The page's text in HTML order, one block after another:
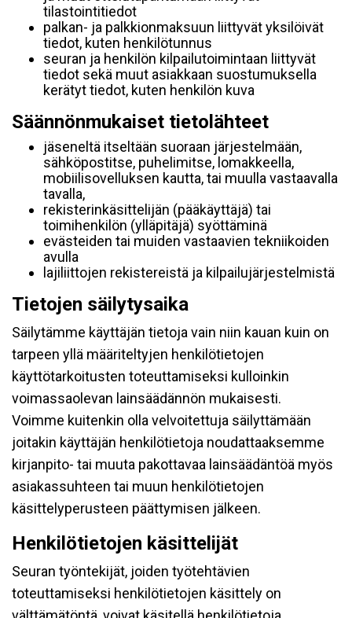
tilastointitiedot
palkan- ja palkkionmaksuun liittyvät yksilöivät
tiedot, kuten henkilötunnus
seuran ja henkilön kilpailutoimintaan liittyvät
tiedot sekä muut asiakkaan suostumuksella
kerätyt tiedot, kuten henkilön kuva
Säännönmukaiset tietolähteet
jäseneltä itseltään suoraan järjestelmään,
sähköpostitse, puhelimitse, lomakkeella,
mobiilisovelluksen kautta, tai muulla vastaavalla
tavalla,
rekisterinkäsittelijän (pääkäyttäjä) tai
toimihenkilön (ylläpitäjä) syöttäminä
evästeiden tai muiden vastaavien tekniikoiden
avulla
lajiliittojen rekistereistä ja kilpailujärjestelmistä
Tietojen säilytysaika
Säilytämme käyttäjän tietoja vain niin kauan kuin on
tarpeen yllä määriteltyjen henkilötietojen
käyttötarkoitusten toteuttamiseksi kulloinkin
voimassaolevan lainsäädännön mukaisesti.
Voimme kuitenkin olla velvoitettuja säilyttämään
joitakin käyttäjän henkilötietoja noudattaaksemme
kirjanpito- tai muuta pakottavaa lainsäädäntöä myös
asiakassuhteen tai muun henkilötietojen
käsittelyperusteen päättymisen jälkeen.
Henkilötietojen käsittelijät
Seuran työntekijät, joiden työtehtävien
toteuttamiseksi henkilötietojen käsittely on